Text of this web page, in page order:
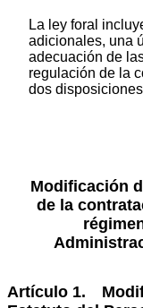
La ley foral
adicionales, una
adecuación de
regulación de la
dos
Modificación
de la
Artículo 1.